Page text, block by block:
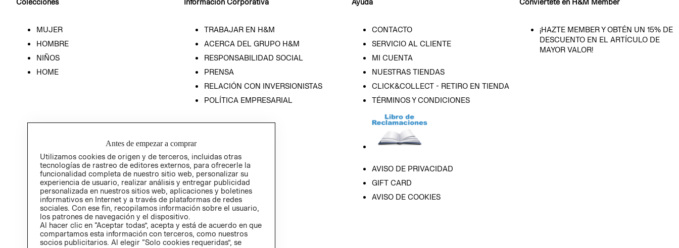
Colecciones
MUJER
HOMBRE
NIÑOS
HOME
Información Corporativa
TRABAJAR EN H&M
ACERCA DEL GRUPO H&M
RESPONSABILIDAD SOCIAL
PRENSA
RELACIÓN CON INVERSIONISTAS
POLÍTICA EMPRESARIAL
Ayuda
CONTACTO
SERVICIO AL CLIENTE
MI CUENTA
NUESTRAS TIENDAS
CLICK&COLLECT - RETIRO EN TIENDA
TÉRMINOS Y CONDICIONES
AVISO DE PRIVACIDAD
GIFT CARD
AVISO DE COOKIES
Conviértete en H&M Member
¡HAZTE MEMBER Y OBTÉN UN 15% DE
DESCUENTO EN EL ARTÍCULO DE
MAYOR VALOR!
Antes de empezar a comprar
Utilizamos cookies de origen y de terceros, incluidas otras
tecnologías de rastreo de editores externos, para ofrecerle la
funcionalidad completa de nuestro sitio web, personalizar su
experiencia de usuario, realizar análisis y entregar publicidad
personalizada en nuestros sitios web, aplicaciones y boletines
informativos en Internet y a través de plataformas de redes
sociales. Con ese fin, recopilamos información sobre el usuario,
los patrones de navegación y el dispositivo.
Al hacer clic en “Aceptar todas”, acepta y está de acuerdo en que
compartamos esta información con terceros, como nuestros
socios publicitarios. Al elegir “Solo cookies requeridas”, se